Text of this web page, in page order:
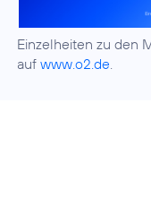
Einzelheiten zu den
aufwww.o2.de.